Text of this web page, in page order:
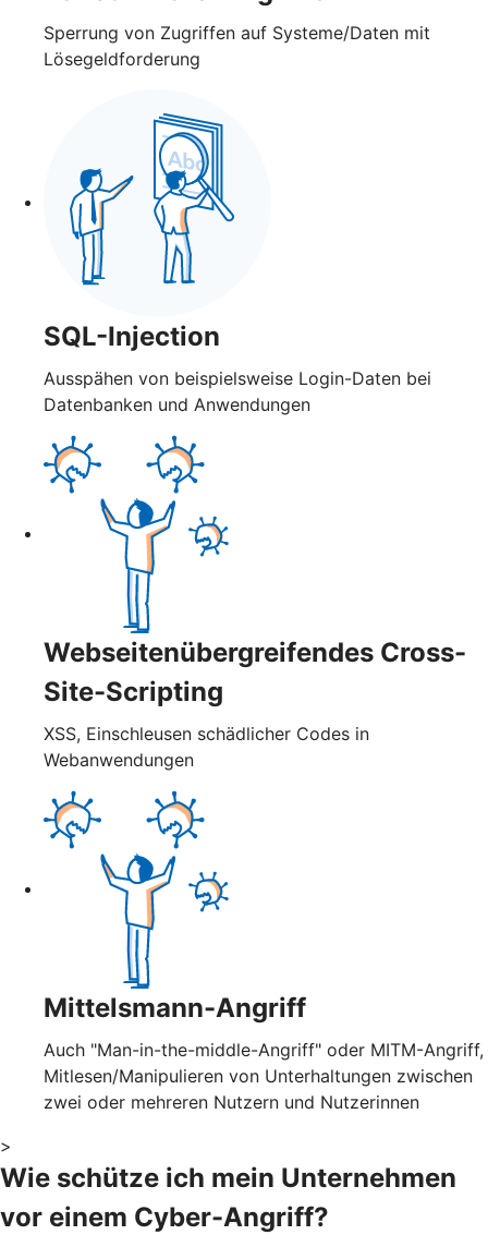
Sperrung von Zugriffen auf Systeme/Daten mit
Lösegeldforderung
SQL-Injection
Ausspähen von beispielsweise Login-Daten bei
Datenbanken und Anwendungen
Webseitenübergreifendes Cross-
Site-Scripting
XSS, Einschleusen schädlicher Codes in
Webanwendungen
Mittelsmann-Angriff
Auch "Man-in-the-middle-Angriff" oder MITM-Angriff,
Mitlesen/Manipulieren von Unterhaltungen zwischen
zwei oder mehreren Nutzern und Nutzerinnen
>
Wie schütze ich mein Unternehmen
vor einem Cyber-Angriff?